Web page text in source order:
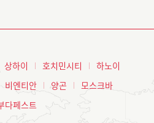
상하이 호치민시티
하노이
비엔티안 양곤
모스크바
다페스트